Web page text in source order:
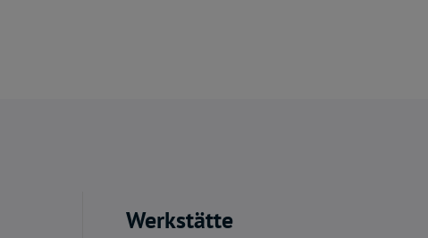
Werkstätte